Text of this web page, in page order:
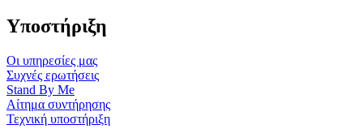
Υποστήριξη
Οι υπηρεσίες μας
Συχνές ερωτήσεις
Stand By Me
Αίτημα συντήρησης
Τεχνική υποστήριξη